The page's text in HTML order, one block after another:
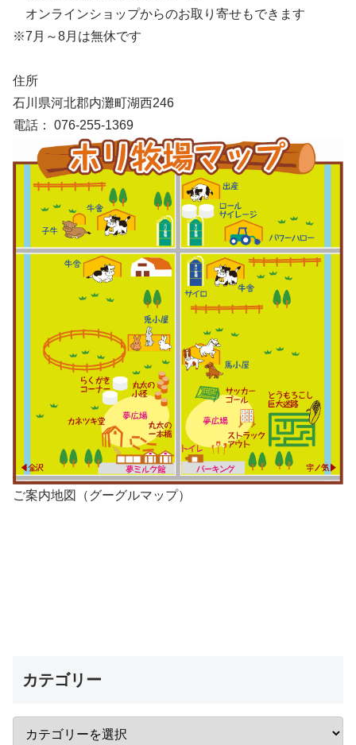
オンラインショップからのお取り寄せもできます
※7月～8月は無休です
住所
石川県河北郡内灘町湖西246
電話： 076-255-1369
ご案内地図（グーグルマップ）
カテゴリー